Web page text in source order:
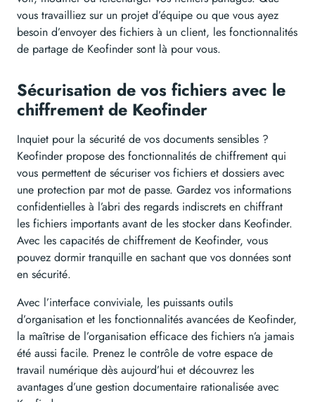
vous travailliez sur un projet d’équipe ou que vous ayez
besoin d’envoyer des fichiers à un client, les fonctionnalités
de partage de Keofinder sont là pour vous.
Sécurisation de vos fichiers avec le
chiffrement de Keofinder
Inquiet pour la sécurité de vos documents sensibles ?
Keofinder propose des fonctionnalités de chiffrement qui
vous permettent de sécuriser vos fichiers et dossiers avec
une protection par mot de passe. Gardez vos informations
confidentielles à l’abri des regards indiscrets en chiffrant
les fichiers importants avant de les stocker dans Keofinder.
Avec les capacités de chiffrement de Keofinder, vous
pouvez dormir tranquille en sachant que vos données sont
en sécurité.
Avec l’interface conviviale, les puissants outils
d’organisation et les fonctionnalités avancées de Keofinder,
la maîtrise de l’organisation efficace des fichiers n’a jamais
été aussi facile. Prenez le contrôle de votre espace de
travail numérique dès aujourd’hui et découvrez les
avantages d’une gestion documentaire rationalisée avec